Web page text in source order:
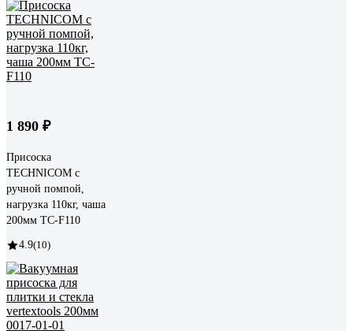
1 890 ₽
Присоска
TECHNICOM с
ручной помпой,
нагрузка 110кг, чаша
200мм TC-F110
4.9(10)